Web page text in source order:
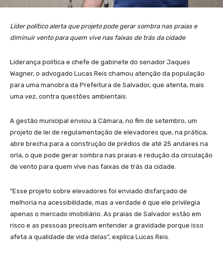
Líder político alerta que projeto pode gerar sombra nas praias e
diminuir vento para quem vive nas faixas de trás da cidade
Liderança política e chefe de gabinete do senador Jaques
Wagner, o advogado Lucas Reis chamou atenção da população
para uma manobra da Prefeitura de Salvador, que atenta, mais
uma vez, contra questões ambientais.
A gestão municipal enviou à Câmara, no fim de setembro, um
projeto de lei de regulamentação de elevadores que, na prática,
abre brecha para a construção de prédios de até 25 andares na
orla, o que pode gerar sombra nas praias e redução da circulação
de vento para quem vive nas faixas de trás da cidade.
“Esse projeto sobre elevadores foi enviado disfarçado de
melhoria na acessibilidade, mas a verdade é que ele privilegia
apenas o mercado imobiliário. As praias de Salvador estão em
risco e as pessoas precisam entender a gravidade porque isso
afeta a qualidade de vida delas”, explica Lucas Reis.